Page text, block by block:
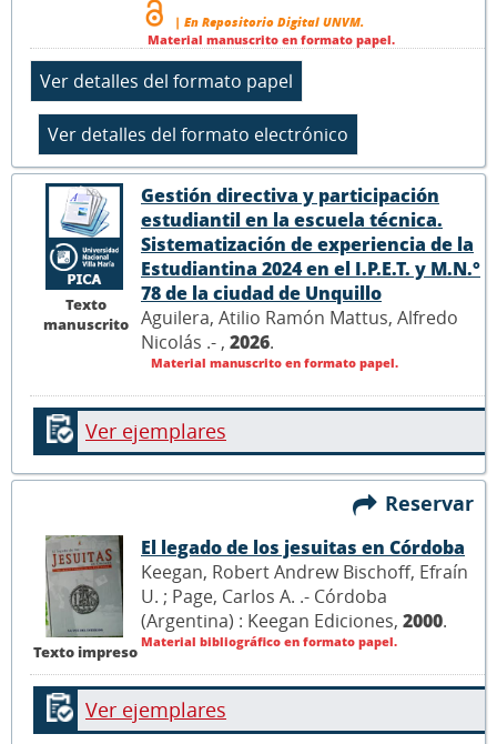
| En Repositorio Digital UNVM.
Material manuscrito en formato papel.
Texto
manuscrito
Gestión directiva y participación
estudiantil en la escuela técnica.
Sistematización de experiencia de la
Estudiantina 2024 en el I.P.E.T. y M.N.°
78 de la ciudad de Unquillo
Aguilera, Atilio Ramón Mattus, Alfredo
Nicolás .- , 2026.
Material manuscrito en formato papel.
Ver ejemplares
Reservar
Texto impreso
El legado de los jesuitas en Córdoba
Keegan, Robert Andrew Bischoff, Efraín
U. ; Page, Carlos A. .- Córdoba
(Argentina) : Keegan Ediciones, 2000.
Material bibliográfico en formato papel.
Ver ejemplares